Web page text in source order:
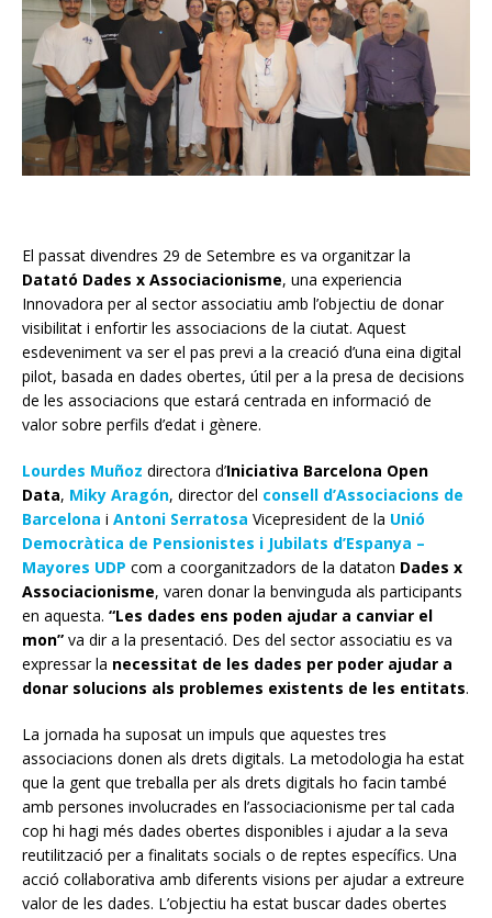
El passat divendres 29 de Setembre es va organitzar la
Datató Dades x Associacionisme, una experiencia
Innovadora per al sector associatiu amb l’objectiu de donar
visibilitat i enfortir les associacions de la ciutat. Aquest
esdeveniment va ser el pas previ a la creació d’una eina digital
pilot, basada en dades obertes, útil per a la presa de decisions
de les associacions que estará centrada en informació de
valor sobre perfils d’edat i gènere.
Lourdes Muñoz directora d’Iniciativa Barcelona Open
Data, Miky Aragón, director del consell d’Associacions de
Barcelona i Antoni Serratosa Vicepresident de la Unió
Democràtica de Pensionistes i Jubilats d’Espanya –
Mayores UDP com a coorganitzadors de la dataton Dades x
Associacionisme, varen donar la benvinguda als participants
en aquesta. “Les dades ens poden ajudar a canviar el
mon” va dir a la presentació. Des del sector associatiu es va
expressar la necessitat de les dades per poder ajudar a
donar solucions als problemes existents de les entitats.
La jornada ha suposat un impuls que aquestes tres
associacions donen als drets digitals. La metodologia ha estat
que la gent que treballa per als drets digitals ho facin també
amb persones involucrades en l’associacionisme per tal cada
cop hi hagi més dades obertes disponibles i ajudar a la seva
reutilització per a finalitats socials o de reptes específics. Una
acció col·laborativa amb diferents visions per ajudar a extreure
valor de les dades. L’objectiu ha estat buscar dades obertes